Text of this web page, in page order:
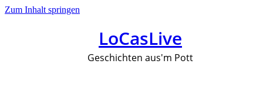
Zum Inhalt springen
LoCasLive
Geschichten aus'm Pott